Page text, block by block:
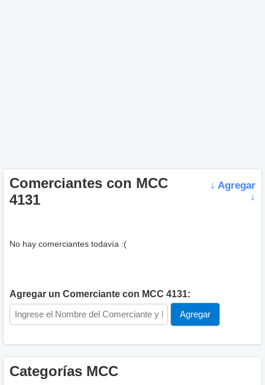
Comerciantes con MCC
4131
↓ Agregar
↓
No hay comerciantes todavía :(
Agregar un Comerciante con MCC 4131:
Categorías MCC